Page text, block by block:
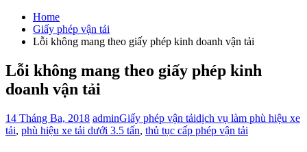
Home
Giấy phép vận tải
Lỗi không mang theo giấy phép kinh doanh vận tải
Lỗi không mang theo giấy phép kinh
doanh vận tải
14 Tháng Ba, 2018 adminGiấy phép vận tảidịch vụ làm phù hiệu xe
tải, phù hiệu xe tải dưới 3.5 tấn, thủ tục cấp phép vận tải